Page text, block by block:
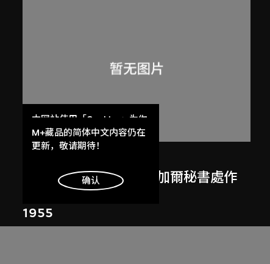
勒．柯比意於印度昌迪加爾秘書處作
1955
本网站使用「Cookies」为你
提供最好的网站体验。
了解更多
明白
M+藏品的简体中文内容仍在
更新，敬请期待！
确认